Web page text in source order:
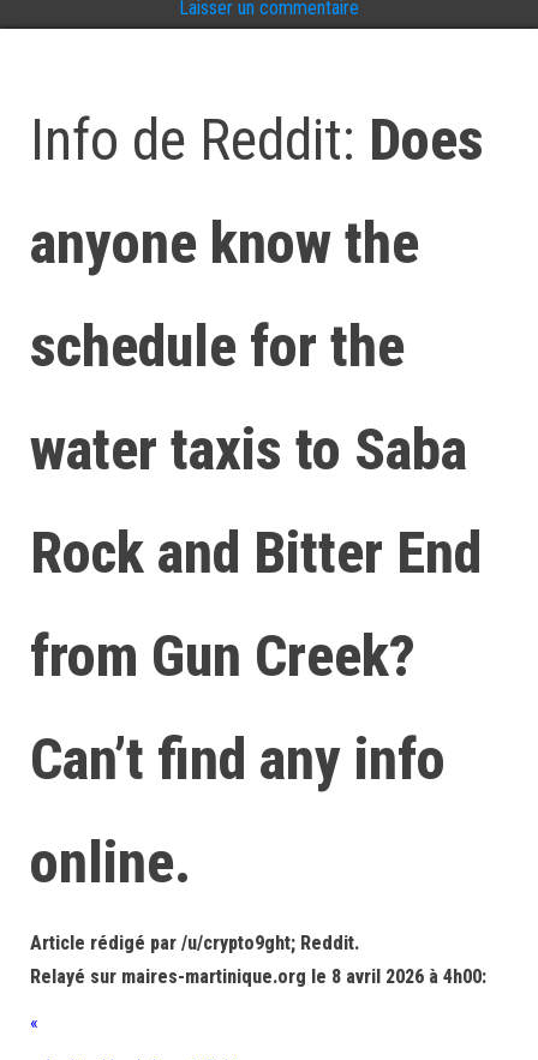
Laisser un commentaire
Info de Reddit: Does
anyone know the
schedule for the
water taxis to Saba
Rock and Bitter End
from Gun Creek?
Can’t find any info
online.
Article rédigé par /u/crypto9ght; Reddit.
Relayé sur maires-martinique.org le 8 avril 2026 à 4h00:
«